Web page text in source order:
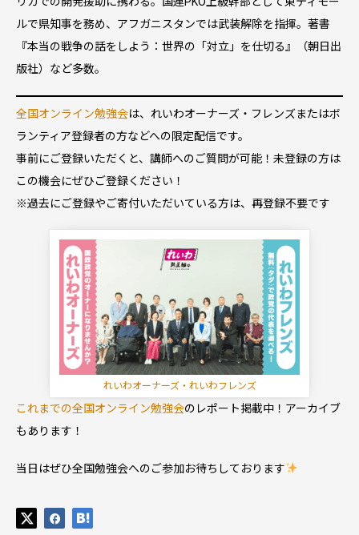
ルで県知事を務め、アフガニスタンでは武装解除を指揮。著書
『本当の戦争の話をしよう：世界の「対立」を仕切る』（朝日出
版社）など多数。
全国オンライン勉強会は、れいわオーナーズ・フレンズまたはボ
ランティア登録者の方などへの限定配信です。
事前にご登録いただくと、講師へのご質問が可能！未登録の方は
この機会にぜひご登録ください！
※過去にご登録やご寄付いただいている方は、再登録不要です
れいわオーナーズ・れいわフレンズ
これまでの全国オンライン勉強会のレポート掲載中！アーカイブ
もあります！
当日はぜひ全国勉強会へのご参加お待ちしております